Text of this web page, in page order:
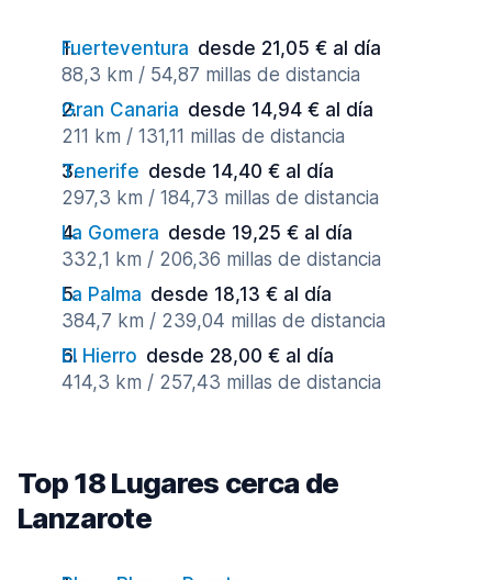
Fuerteventura desde 21,05 € al día
88,3 km / 54,87 millas de distancia
Gran Canaria desde 14,94 € al día
211 km / 131,11 millas de distancia
Tenerife desde 14,40 € al día
297,3 km / 184,73 millas de distancia
La Gomera desde 19,25 € al día
332,1 km / 206,36 millas de distancia
La Palma desde 18,13 € al día
384,7 km / 239,04 millas de distancia
El Hierro desde 28,00 € al día
414,3 km / 257,43 millas de distancia
Top 18 Lugares cerca de
Lanzarote